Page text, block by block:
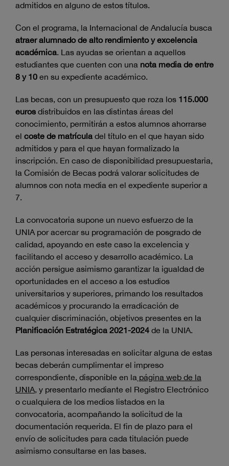
admitidos en alguno de estos títulos.
Con el programa, la Internacional de Andalucía busca
atraer alumnado de alto rendimiento y excelencia
académica. Las ayudas se orientan a aquellos
estudiantes que cuenten con una nota media de entre
8 y 10 en su expediente académico.
Las becas, con un presupuesto que roza los 115.000
euros distribuidos en las distintas áreas del
conocimiento, permitirán a estos alumnos ahorrarse
el coste de matrícula del título en el que hayan sido
admitidos y para el que hayan formalizado la
inscripción. En caso de disponibilidad presupuestaria,
la Comisión de Becas podrá valorar solicitudes de
alumnos con nota media en el expediente superior a
7.
La convocatoria supone un nuevo esfuerzo de la
UNIA por acercar su programación de posgrado de
calidad, apoyando en este caso la excelencia y
facilitando el acceso y desarrollo académico. La
acción persigue asimismo garantizar la igualdad de
oportunidades en el acceso a los estudios
universitarios y superiores, primando los resultados
académicos y procurando la erradicación de
cualquier discriminación, objetivos presentes en la
Planificación Estratégica 2021-2024 de la UNIA.
Las personas interesadas en solicitar alguna de estas
becas deberán cumplimentar el impreso
correspondiente, disponible en la página web de la
UNIA, y presentarlo mediante el Registro Electrónico
o cualquiera de los medios listados en la
convocatoria, acompañando la solicitud de la
documentación requerida. El fin de plazo para el
envío de solicitudes para cada titulación puede
asimismo consultarse en las bases.